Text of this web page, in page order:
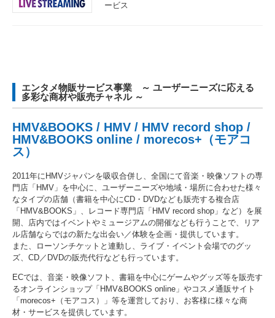
ービス
エンタメ物販サービス事業 ～ ユーザーニーズに応える
多彩な商材や販売チャネル ～
HMV&BOOKS / HMV / HMV record shop /
HMV&BOOKS online / morecos+（モアコ
ス）
2011年にHMVジャパンを吸収合併し、全国にて音楽・映像ソフトの専
門店「HMV」を中心に、ユーザーニーズや地域・場所に合わせた様々
なタイプの店舗（書籍を中心にCD・DVDなども販売する複合店
「HMV&BOOKS」、レコード専門店「HMV record shop」など）を展
開、店内ではイベントやミュージアムの開催なども行うことで、リア
ル店舗ならではの新たな出会い／体験を企画・提供しています。
また、ローソンチケットと連動し、ライブ・イベント会場でのグッ
ズ、CD／DVDの販売代行なども行っています。
ECでは、音楽・映像ソフト、書籍を中心にゲームやグッズ等を販売す
るオンラインショップ「HMV&BOOKS online」やコスメ通販サイト
「morecos+（モアコス）」等を運営しており、お客様に様々な商
材・サービスを提供しています。